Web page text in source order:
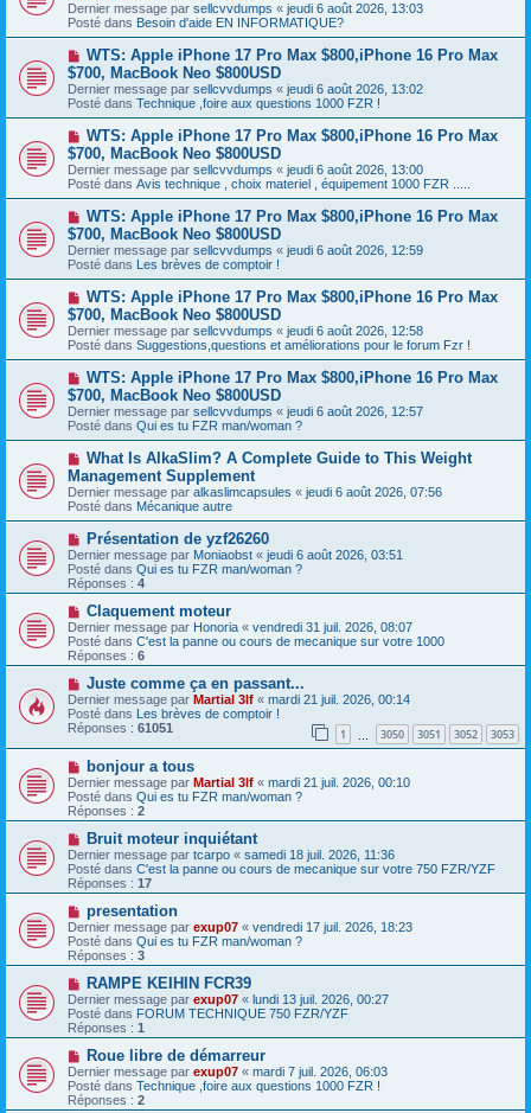
e
s
a
g
e
v
e
a
u
m
e
s
a
g
e
Dernier message par sellcvvdumps « jeudi 6 août 2026, 13:03
Posté dans Besoin d'aide EN INFORMATIQUE?
N
o
u
v
e
a
u
m
e
s
a
g
e
WTS: Apple iPhone 17 Pro Max $800,iPhone 16 Pro Max
$700, MacBook Neo $800USD
Dernier message par sellcvvdumps « jeudi 6 août 2026, 13:02
Posté dans Technique ,foire aux questions 1000 FZR !
N
o
u
v
e
a
u
m
e
s
a
g
e
WTS: Apple iPhone 17 Pro Max $800,iPhone 16 Pro Max
$700, MacBook Neo $800USD
Dernier message par sellcvvdumps « jeudi 6 août 2026, 13:00
Posté dans Avis technique , choix materiel , équipement 1000 FZR .....
N
o
u
v
e
a
u
m
e
s
a
g
e
WTS: Apple iPhone 17 Pro Max $800,iPhone 16 Pro Max
$700, MacBook Neo $800USD
Dernier message par sellcvvdumps « jeudi 6 août 2026, 12:59
Posté dans Les brèves de comptoir !
N
o
u
v
e
a
u
m
e
s
a
g
e
WTS: Apple iPhone 17 Pro Max $800,iPhone 16 Pro Max
$700, MacBook Neo $800USD
Dernier message par sellcvvdumps « jeudi 6 août 2026, 12:58
Posté dans Suggestions,questions et améliorations pour le forum Fzr !
N
o
u
v
e
a
u
m
e
s
a
g
e
WTS: Apple iPhone 17 Pro Max $800,iPhone 16 Pro Max
$700, MacBook Neo $800USD
Dernier message par sellcvvdumps « jeudi 6 août 2026, 12:57
Posté dans Qui es tu FZR man/woman ?
N
u
v
e
a
m
e
s
s
a
g
e
What Is AlkaSlim? A Complete Guide to This Weight
Management Supplement
Dernier message par alkaslimcapsules « jeudi 6 août 2026, 07:56
Posté dans Mécanique autre
N
o
u
v
e
a
m
e
s
a
g
e
Présentation de yzf26260
Dernier message par Moniaobst « jeudi 6 août 2026, 03:51
Posté dans Qui es tu FZR man/woman ?
Réponses : 4
N
o
u
v
e
u
m
e
s
s
a
g
e
Claquement moteur
Dernier message par Honoria « vendredi 31 juil. 2026, 08:07
Posté dans C'est la panne ou cours de mecanique sur votre 1000
Réponses : 6
N
o
u
v
e
a
m
e
s
s
a
g
e
Juste comme ça en passant...
Dernier message par Martial 3lf « mardi 21 juil. 2026, 00:14
Posté dans Les brèves de comptoir !
Réponses : 61051 1 3050 3051 3052 3053
N
o
u
v
e
a
u
m
e
s
s
a
g
e
bonjour a tous
Dernier message par Martial 3lf « mardi 21 juil. 2026, 00:10
Posté dans Qui es tu FZR man/woman ?
Réponses : 2
N
o
u
v
e
a
u
m
e
s
s
a
g
e
Bruit moteur inquiétant
Dernier message par tcarpo « samedi 18 juil. 2026, 11:36
Posté dans C'est la panne ou cours de mecanique sur votre 750 FZR/YZF
Réponses : 17
N
o
u
v
e
a
u
m
e
s
s
a
g
e
presentation
Dernier message par exup07 « vendredi 17 juil. 2026, 18:23
Posté dans Qui es tu FZR man/woman ?
Réponses : 3
N
o
u
v
e
a
u
m
e
s
RAMPE KEIHIN FCR39
Dernier message par exup07 « lundi 13 juil. 2026, 00:27
Posté dans FORUM TECHNIQUE 750 FZR/YZF
Réponses : 1
N
o
u
v
e
Roue libre de démarreur
Dernier message par exup07 « mardi 7 juil. 2026, 06:03
Posté dans Technique ,foire aux questions 1000 FZR !
Réponses : 2